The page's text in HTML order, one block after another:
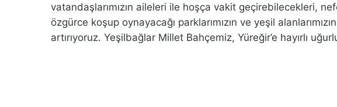
vatandaşlarımızın aileleri ile hoşça vakit geçirebilecekleri,
özgürce koşup oynayacağı parklarımızın ve yeşil
artırıyoruz. Yeşilbağlar Millet Bahçemiz, Yüreğir’e hayırlı